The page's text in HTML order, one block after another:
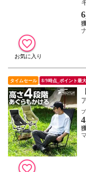
タイムセール 8/9時点_ポイント最